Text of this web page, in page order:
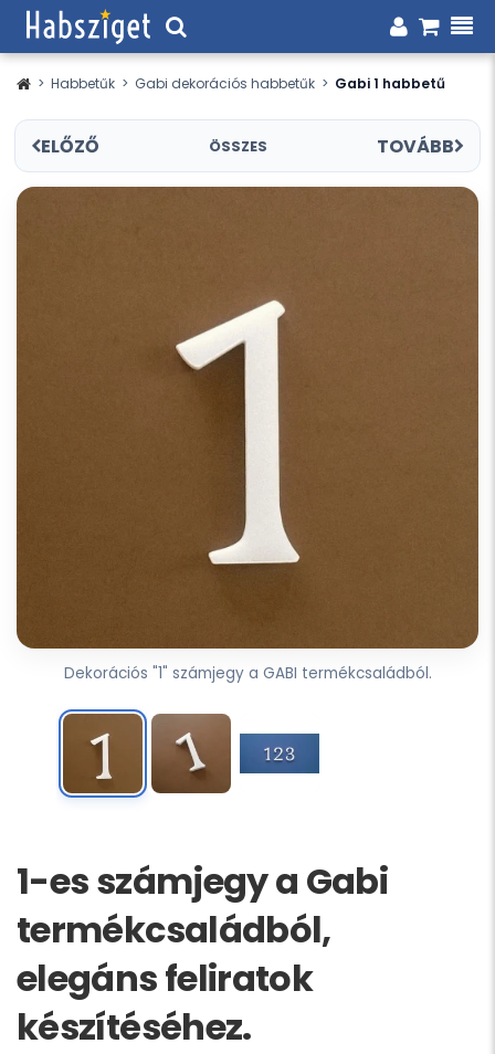
> Habbetűk > Gabi dekorációs habbetűk > Gabi 1 habbetű
ELŐZŐ ÖSSZES TOVÁBB
Dekorációs "1" számjegy a GABI termékcsaládból.
1-es számjegy a Gabi
termékcsaládból,
elegáns feliratok
készítéséhez.